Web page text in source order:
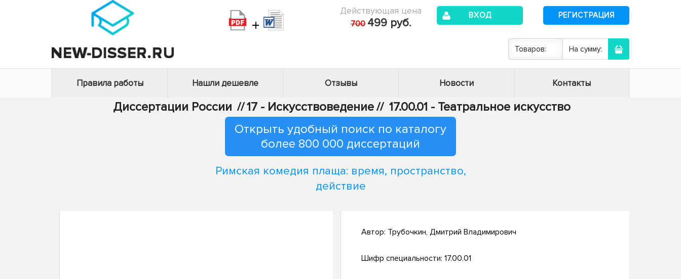
+
Действующая цена
700 499 руб.
ВХОД РЕГИСТРАЦИЯ
Товаров: На сумму:
Правила работы Нашли дешевле Отзывы Новости Контакты
Диссертации России //17 - Искусствоведение// 17.00.01 - Театральное искусство
Открыть удобный поиск по каталогу
более 800 000 диссертаций
Римская комедия плаща: время, пространство,
действие
Автор: Трубочкин, Дмитрий Владимирович
Шифр специальности: 17.00.01